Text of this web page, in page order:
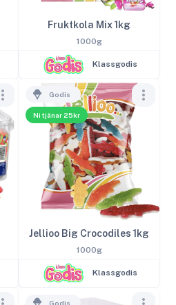
Fruktkola Mix 1kg
1000g
Klassgodis
Ni tjänar 25kr
Godis
Jellioo Big Crocodiles 1kg
1000g
Klassgodis
Godis